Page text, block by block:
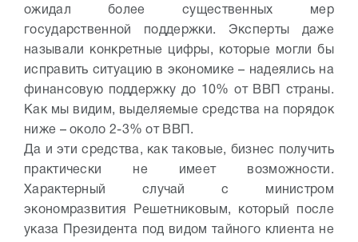
ожидал более существенных мер
государственной поддержки. Эксперты даже
называли конкретные цифры, которые могли бы
исправить ситуацию в экономике – надеялись на
финансовую поддержку до 10% от ВВП страны.
Как мы видим, выделяемые средства на порядок
ниже – около 2-3% от ВВП.
Да и эти средства, как таковые, бизнес получить
практически не имеет возможности.
Характерный случай с министром
экономразвития Решетниковым, который после
указа Президента под видом тайного клиента не